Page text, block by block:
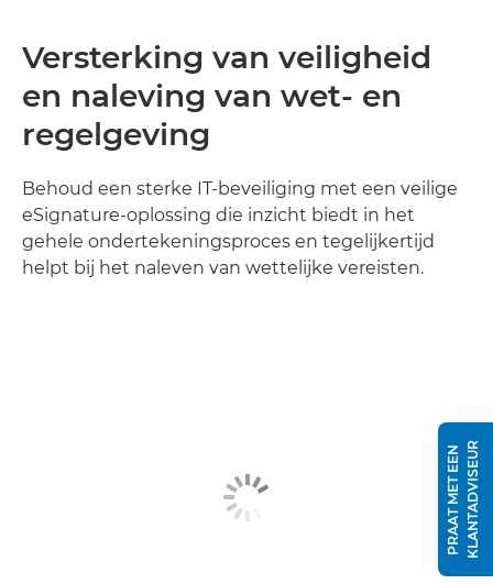
Versterking van veiligheid
en naleving van wet- en
regelgeving
Behoud een sterke IT-beveiliging met een veilige
eSignature-oplossing die inzicht biedt in het
gehele ondertekeningsproces en tegelijkertijd
helpt bij het naleven van wettelijke vereisten.
P
R
A
A
T
M
E
T
E
E
N
K
L
A
N
T
A
D
V
I
S
E
UR